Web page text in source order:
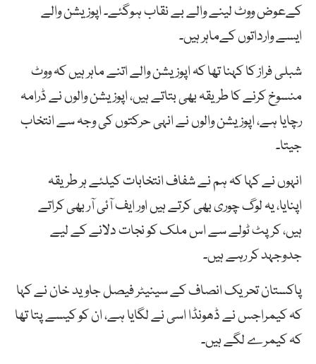
کےعوضووٹلینےوالےبےنقابہوگئے۔ اپوزیشن والے
ایسے وارداتوں کےماہر ہیں۔
شبلی فراز کا کہنا تھا کہ اپوزیشن والے اتنے ماہر ہیں کہ ووٹ
منسوخ کرنے کا طریقہ بھی بتاتے ہیں، اپوزیشن والوں نے ڈرامہ
رچایا ہے، اپوزیشن والوں نے انہی حرکتوں کی وجہ سے انتخاب
جیتا۔
انہوں نے کہا کہ ہم نے شفاف انتخابات کیلئے ہر طریقہ
اپنایا، یہ لوگ چوری بھی کرتے ہیں اور ایف آئی آر بھی کراتے
ہیں، کرپٹ ٹولے سے اس ملک کو نجات دلانے کے لیے
جدوجہد کر رہے ہیں۔
پاکستان تحریک انصاف کے سینیٹر فیصل جاوید خان نے کہا
کہکیمراجسنےڈھونڈااسینےلگایا ہے،انکوکیسےپتاتھا
کہکیمرےلگےہیں۔